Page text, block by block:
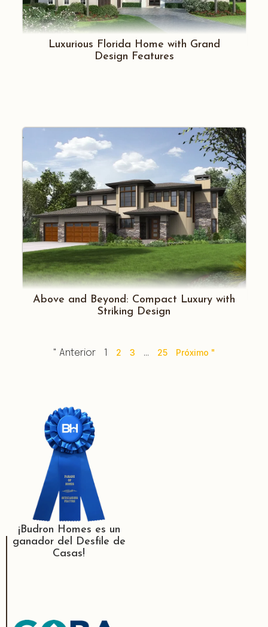
Luxurious Florida Home with Grand
Design Features
Above and Beyond: Compact Luxury with
Striking Design
" Anterior 1 2 3 … 25 Próximo "
¡Budron Homes es un
ganador del Desfile de
Casas!